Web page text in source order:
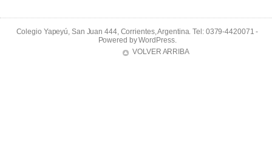
Colegio Yapeyú, San Juan 444, Corrientes, Argentina. Tel: 0379-4420071 -
Powered byWordPress.
VOLVER ARRIBA